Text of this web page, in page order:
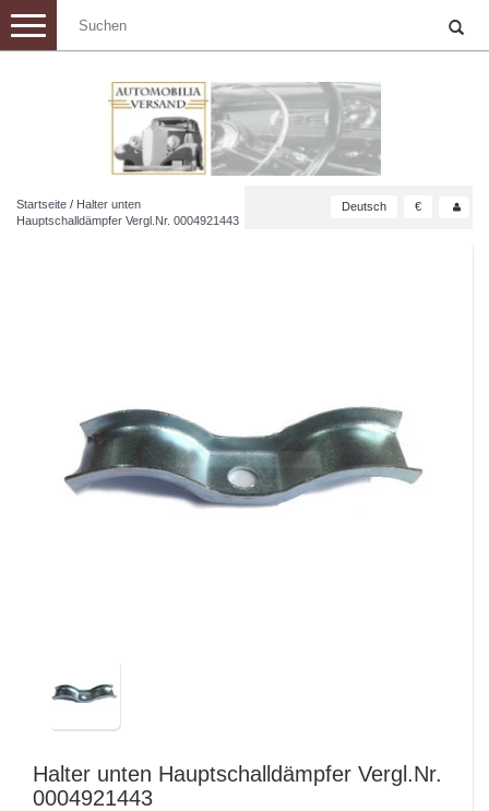
Toggle
navigation
Startseite / Halter unten
Hauptschalldämpfer Vergl.Nr. 0004921443
Deutsch €
Halter unten Hauptschalldämpfer Vergl.Nr.
0004921443